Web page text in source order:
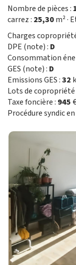
Nombre de pièces :
carrez : 25,30m² ·
Charges
DPE (note) : D
Consommation
GES (note) : D
Emissions GES :32
Lots de
Taxe foncière : 945
Procédure syndic